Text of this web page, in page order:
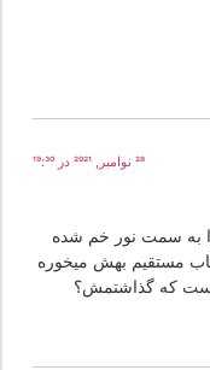
نور خم شده
بهش میخوره
گذاشتمش؟